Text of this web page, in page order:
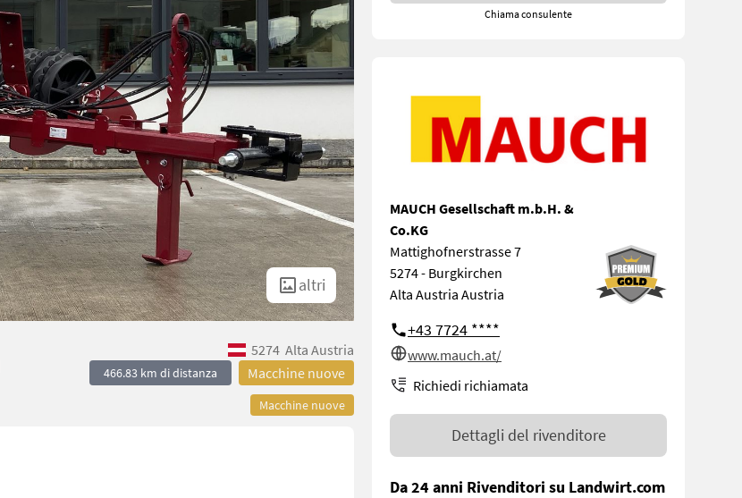
altri
5274 Alta Austria
466.83 km di distanza Macchine nuove
Macchine nuove
Chiama consulente
MAUCH Gesellschaft m.b.H. &
Co.KG
Mattighofnerstrasse 7
5274 - Burgkirchen
Alta Austria Austria
+43 7724 ****
www.mauch.at/
Richiedi richiamata
Dettagli del rivenditore
Da 24 anni Rivenditori su Landwirt.com